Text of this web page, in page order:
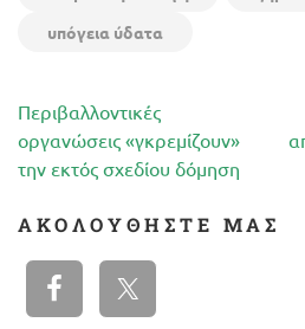
υπόγεια ύδατα
Πλοήγηση
άρθρων
Περιβαλλοντικές
οργανώσεις «γκρεμίζουν»
την εκτός σχεδίου δόμηση
ΑΚΟΛΟΥΘΉΣΤΕ ΜΑΣ